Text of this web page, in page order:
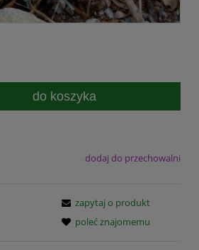
do koszyka
dodaj do przechowalni
zapytaj o produkt
poleć znajomemu